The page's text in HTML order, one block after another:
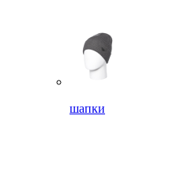
шапки